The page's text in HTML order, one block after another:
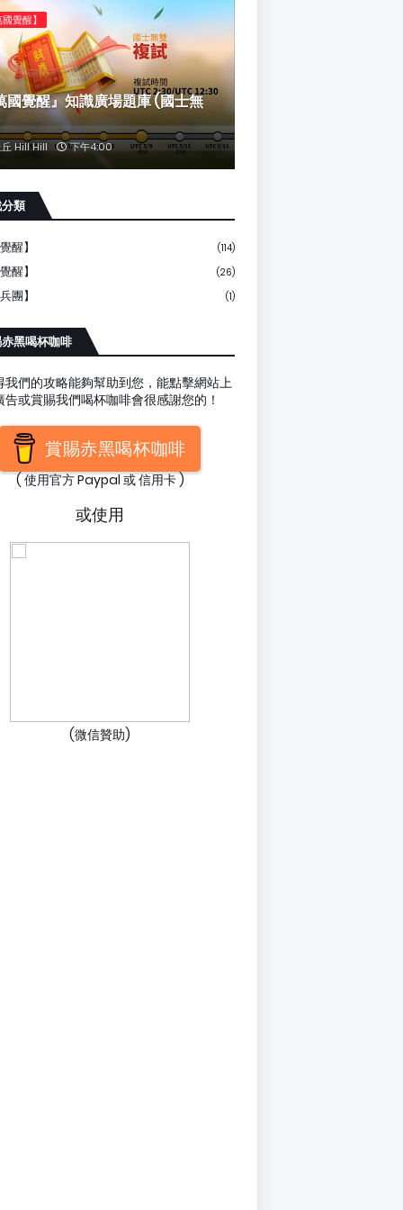
覺醒】
國覺醒』知識廣場題庫 (國士無
Hill Hill 下午4:00
類
醒】 (114)
醒】 (26)
團】 (1)
黑喝杯咖啡
我們的攻略能夠幫助到您，能點擊網站上
告或賞賜我們喝杯咖啡會很感謝您的！
賞賜赤黑喝杯咖啡
( 使用官方 Paypal 或 信用卡 )
或使用
(微信贊助)